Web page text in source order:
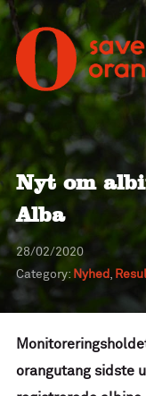
Nyt om
Alba
28/02/2020
Category: Nyhed ,
orangutang sidste